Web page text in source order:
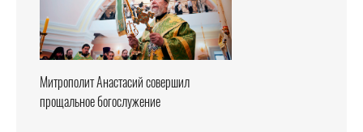
Митрополит Анастасий совершил
прощальное богослужение